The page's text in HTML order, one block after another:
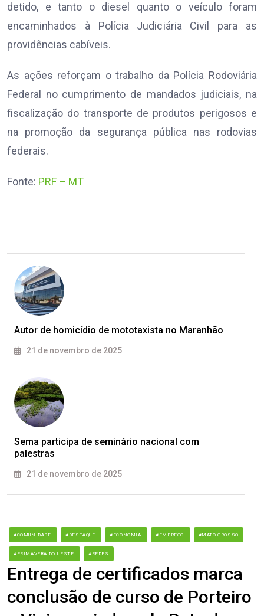
detido, e tanto o diesel quanto o veículo foram
encaminhados à Polícia Judiciária Civil para as
providências cabíveis.
As ações reforçam o trabalho da Polícia Rodoviária
Federal no cumprimento de mandados judiciais, na
fiscalização do transporte de produtos perigosos e
na promoção da segurança pública nas rodovias
federais.
Fonte: PRF – MT
Autor de homicídio de mototaxista no Maranhão
21 de novembro de 2025
Sema participa de seminário nacional com
palestras
21 de novembro de 2025
#COMUNIDADE #DESTAQUE #ECONOMIA #EMPREGO #MATO GROSSO
#PRIMAVERA DO LESTE #REDES
Entrega de certificados marca
conclusão de curso de Porteiro